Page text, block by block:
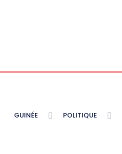
GUINÉE POLITIQUE